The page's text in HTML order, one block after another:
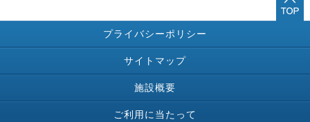
プライバシーポリシー
サイトマップ
施設概要
ご利用に当たって